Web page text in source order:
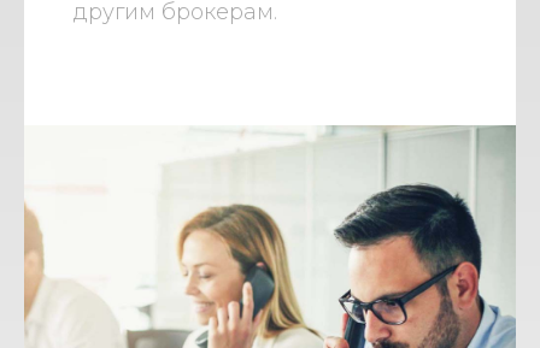
другим брокерам.